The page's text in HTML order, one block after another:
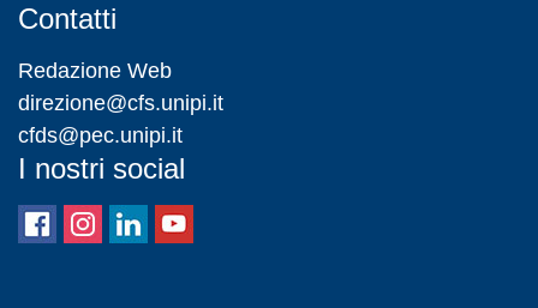
Contatti
Redazione Web
direzione@cfs.unipi.it
cfds@pec.unipi.it
I nostri social